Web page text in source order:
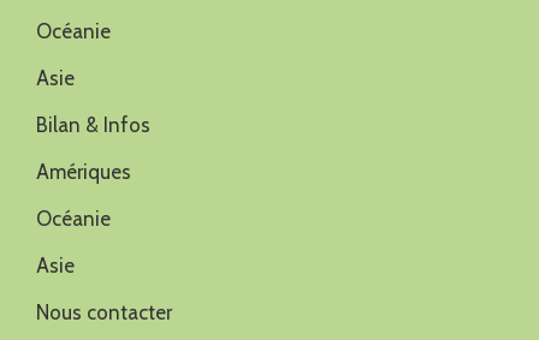
Océanie
Asie
Bilan & Infos
Amériques
Océanie
Asie
Nous contacter